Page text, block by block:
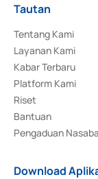
Tautan
Tentang Kami
Layanan Kami
Kabar Terbaru
Platform Kami
Riset
Bantuan
Pengaduan
Download